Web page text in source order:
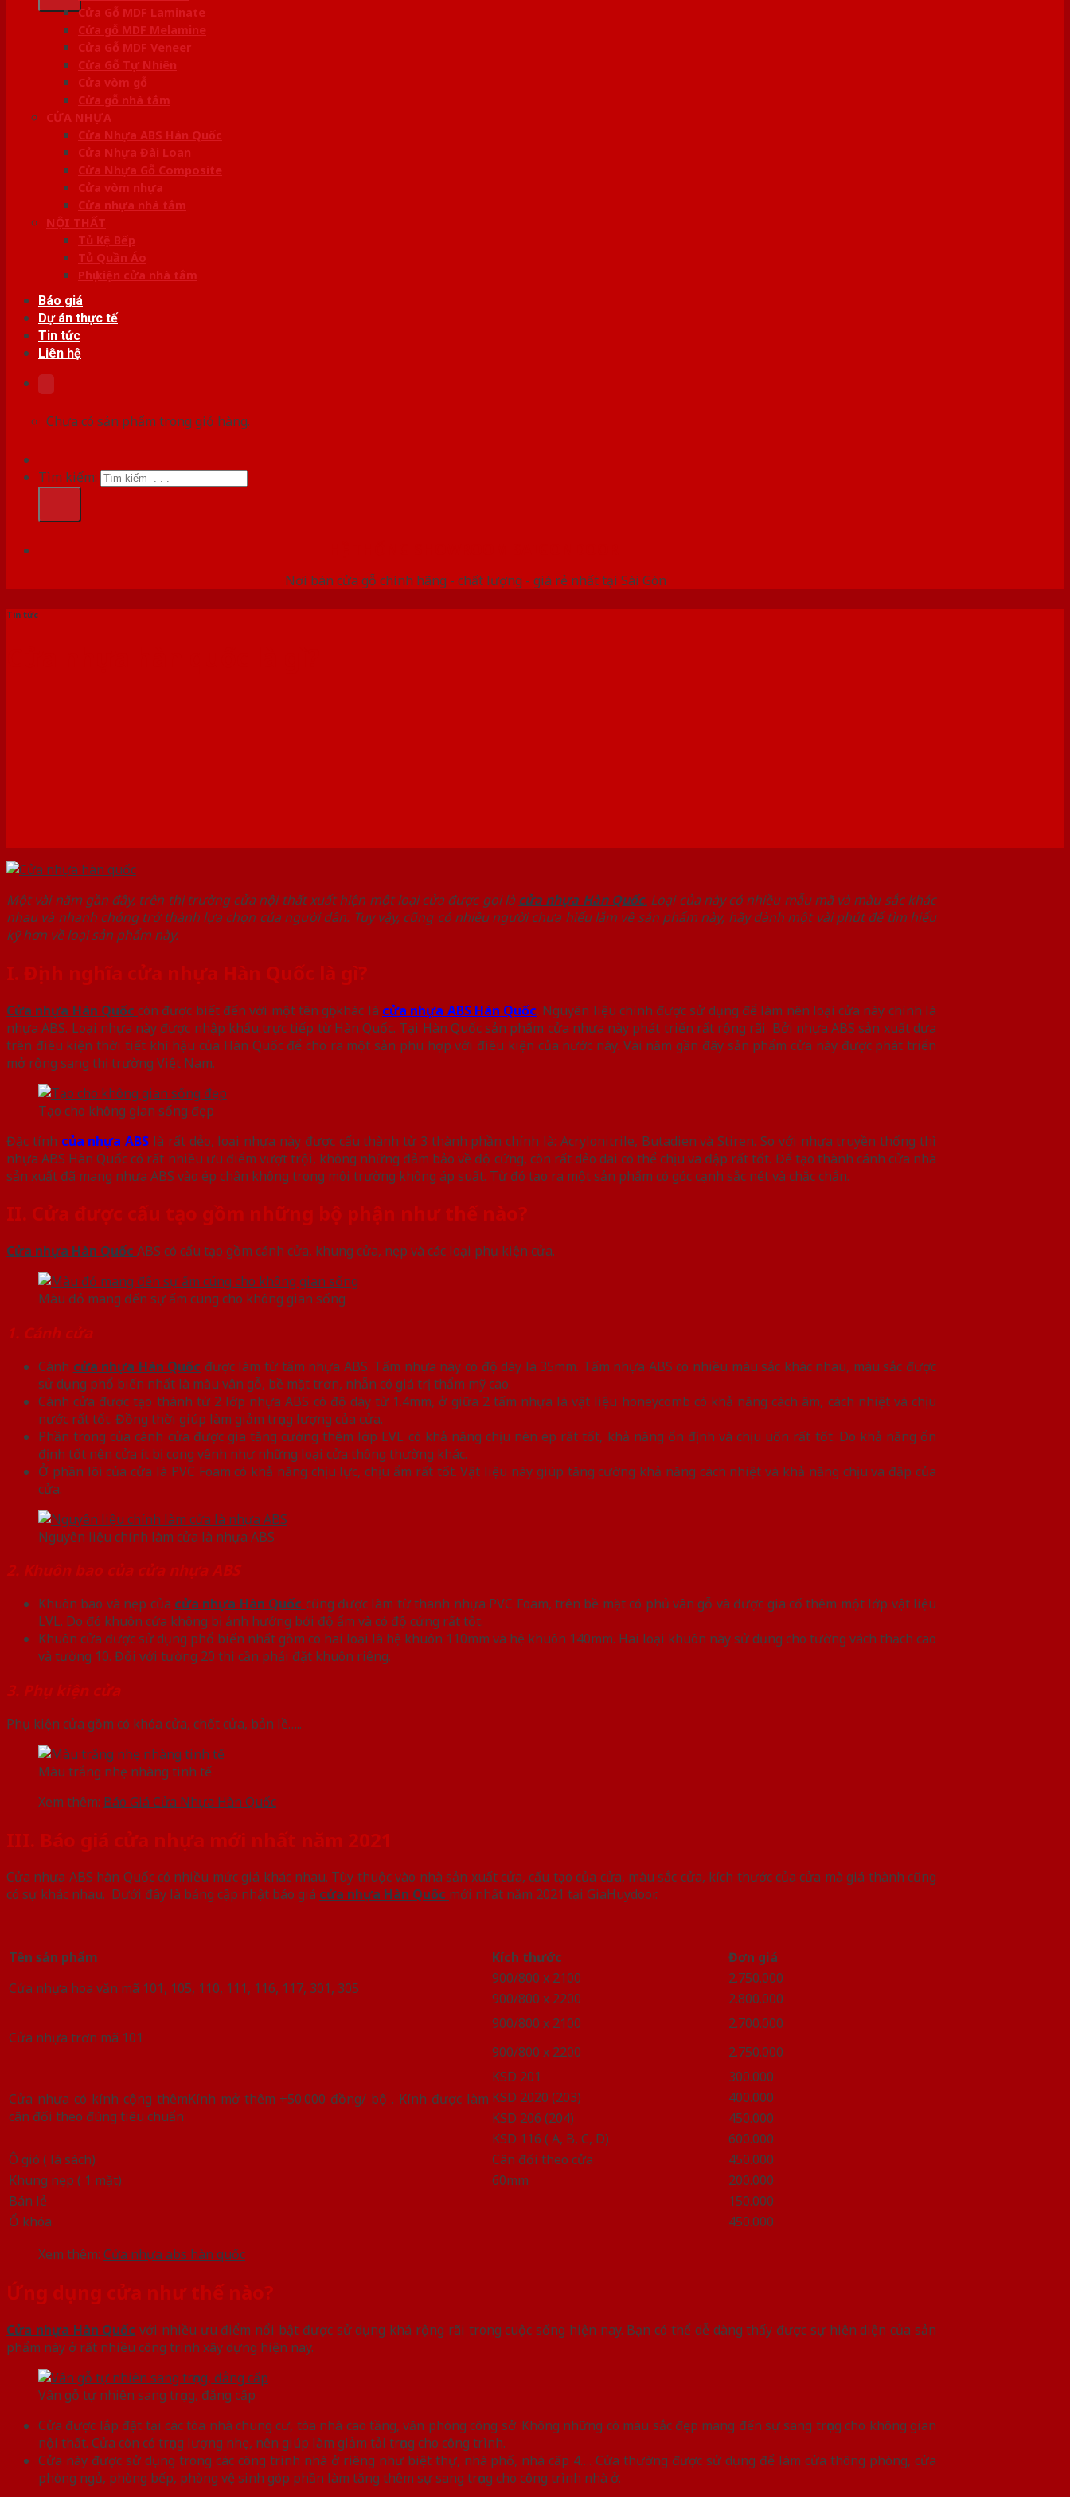
Cửa Gỗ MDF Laminate
Cửa gỗ MDF Melamine
Cửa Gỗ MDF Veneer
Cửa Gỗ Tự Nhiên
Cửa vòm gỗ
Cửa gỗ nhà tắm
CỬA NHỰA
Cửa Nhựa ABS Hàn Quốc
Cửa Nhựa Đài Loan
Cửa Nhựa Gỗ Composite
Cửa vòm nhựa
Cửa nhựa nhà tắm
NỘI THẤT
Tủ Kệ Bếp
Tủ Quần Áo
Phụ kiện cửa nhà tắm
Báo giá
Dự án thực tế
Tin tức
Liên hệ
Chưa có sản phẩm trong giỏ hàng.
Tìm kiếm:
Nơi bán cửa gỗ chính hãng - chất lượng - giá rẻ nhất tại Sài Gòn
Tin tức
Một vài năm gần đây, trên thị trường cửa nội thất xuất hiện một loại cửa được gọi làcửa nhựa Hàn Quốc. Loại của này có nhiều mẫu mã và màu sắc khác
nhau và nhanh chóng trở thành lựa chọn của người dân. Tuy vậy, cũng có nhiều người chưa hiểu lắm về sản phẩm này, hãy dành một vài phút để tìm hiểu
kỹ hơn về loại sản phẩm này.
I. Định nghĩa cửa nhựa Hàn Quốc là gì?
Cửa nhựa Hàn Quốc còn được biết đến với một tên gọi khác là cửa nhựa ABS Hàn Quốc. Nguyên liệu chính được sử dụng để làm nên loại cửa này chính là
nhựa ABS. Loại nhựa này được nhập khẩu trực tiếp từ Hàn Quốc. Tại Hàn Quốc sản phẩm cửa nhựa này phát triển rất rộng rãi. Bởi nhựa ABS sản xuất dựa
trên điều kiện thời tiết khí hậu của Hàn Quốc để cho ra một sản phù hợp với điều kiện của nước này. Vài năm gần đây sản phẩm cửa này được phát triển
mở rộng sang thị trường Việt Nam.
Tạo cho không gian sống đẹp
Đặc tính của nhựa ABS là rất dẻo, loại nhựa này được cấu thành từ 3 thành phần chính là: Acrylonitrile, Butadien và Stiren. So với nhựa truyền thống thì
nhựa ABS Hàn Quốc có rất nhiều ưu điểm vượt trội, không những đảm bảo về độ cứng, còn rất dẻo dai có thể chịu va đập rất tốt. Để tạo thành cánh cửa nhà
sản xuất đã mang nhựa ABS vào ép chân không trong môi trường không áp suất. Từ đó tạo ra một sản phẩm có góc cạnh sắc nét và chắc chắn.
II. Cửa được cấu tạo gồm những bộ phận như thế nào?
Cửa nhựa Hàn Quốc ABS có cấu tạo gồm cánh cửa, khung cửa, nẹp và các loại phụ kiện cửa.
Màu đỏ mang đến sự ấm cúng cho không gian sống
1. Cánh cửa
Cánh cửa nhựa Hàn Quốc được làm từ tấm nhựa ABS. Tấm nhựa này có độ dày là 35mm. Tấm nhựa ABS có nhiều màu sắc khác nhau, màu sắc được
sử dụng phổ biến nhất là màu vân gỗ, bề mặt trơn, nhẵn có giá trị thẩm mỹ cao.
Cánh cửa được tạo thành từ 2 lớp nhựa ABS có độ dày từ 1.4mm, ở giữa 2 tấm nhựa là vật liệu honeycomb có khả năng cách âm, cách nhiệt và chịu
nước rất tốt. Đồng thời giúp làm giảm trọng lượng của cửa.
Phần trong của cánh cửa được gia tăng cường thêm lớp LVL có khả năng chịu nén ép rất tốt, khả năng ổn định và chịu uốn rất tốt. Do khả năng ổn
định tốt nên cửa ít bị cong vênh như những loại cửa thông thường khác.
Ở phần lõi của cửa là PVC Foam có khả năng chịu lực, chịu ẩm rất tốt. Vật liệu này giúp tăng cường khả năng cách nhiệt và khả năng chịu va đập của
cửa.
Nguyên liệu chính làm cửa là nhựa ABS
2. Khuôn bao của cửa nhựa ABS
Khuôn bao và nẹp của cửa nhựa Hàn Quốc cũng được làm từ thanh nhựa PVC Foam, trên bề mặt có phủ vân gỗ và được gia cố thêm một lớp vật liệu
LVL. Do đó khuôn cửa không bị ảnh hưởng bởi độ ẩm và có độ cứng rất tốt.
Khuôn cửa được sử dụng phổ biến nhất gồm có hai loại là hệ khuôn 110mm và hệ khuôn 140mm. Hai loại khuôn này sử dụng cho tường vách thạch cao
và tường 10. Đối với tường 20 thì cần phải đặt khuôn riêng.
3. Phụ kiện cửa
Phụ kiện cửa gồm có khóa cửa, chốt cửa, bản lề…..
Màu trắng nhẹ nhàng tinh tế
Xem thêm: Báo Giá Cửa Nhựa Hàn Quốc
III. Báo giá cửa nhựa mới nhất năm 2021
Cửa nhựa ABS hàn Quốc có nhiều mức giá khác nhau. Tùy thuộc vào nhà sản xuất cửa, cấu tạo của cửa, màu sắc cửa, kích thước của cửa mà giá thành cũng
có sự khác nhau. Dưới đây là bảng cập nhật báo giá cửa nhựa Hàn Quốc mới nhất năm 2021 tại GiaHuydoor.
Tên sản phẩm Kích thước
Đơn giá
Cửa nhựa hoa văn mã 101, 105, 110, 111, 116, 117, 301, 305
900/800 x 2100
2.750.000
900/800 x 2200
2.800.000
Cửa nhựa trơn mã 101
900/800 x 2100
2.700.000
900/800 x 2200
2.750.000
Cửa nhựa có kính cộng thêmKính mở thêm +50.000 đồng/ bộ . Kính được làm
cân đối theo đúng tiêu chuẩn
KSD 201
300.000
KSD 2020 (203)
400.000
KSD 206 (204)
450.000
KSD 116 ( A, B, C, D)
600.000
Ô gió ( lá sách)
Cân đối theo cửa
450.000
Khung nẹp ( 1 mặt)
60mm
200.000
Bán lẻ
150.000
Ổ khóa
450.000
Xem thêm: Cửa nhựa abs hàn quốc
Ứng dụng cửa như thế nào?
Cửa nhựa Hàn Quốc với nhiều ưu điểm nổi bật được sử dụng khá rộng rãi trong cuộc sống hiện nay. Bạn có thể dễ dàng thấy được sự hiện diện của sản
phẩm này ở rất nhiều công trình xây dựng hiện nay.
Vân gỗ tự nhiên sang trọng, đẳng cấp
Cửa được lắp đặt tại các tòa nhà chung cư, tòa nhà cao tầng, văn phòng công sở. Không những có màu sắc đẹp mang đến sự sang trọng cho không gian
nội thất. Cửa còn có trọng lượng nhẹ, nên giúp làm giảm tải trọng cho công trình.
Cửa này được sử dụng trong các công trình nhà ở riêng như biệt thự, nhà phố, nhà cấp 4…. Cửa thường được sử dụng để làm cửa thông phòng, cửa
phòng ngủ, phòng bếp, phòng vệ sinh góp phần làm tăng thêm sự sang trọng cho công trình nhà ở.